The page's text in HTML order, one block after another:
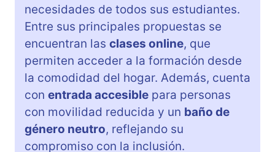
necesidades de todos sus estudiantes.
Entre sus principales propuestas se
encuentran las clases online, que
permiten acceder a la formación desde
la comodidad del hogar. Además, cuenta
con entrada accesible para personas
con movilidad reducida y un baño de
género neutro, reflejando su
compromiso con la inclusión.